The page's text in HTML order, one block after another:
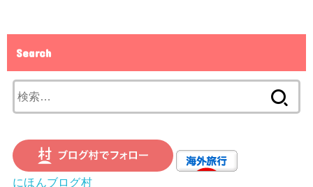
Search
索:
にほんブログ村